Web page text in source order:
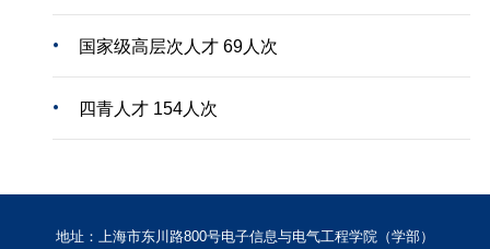
国家级高层次人才 69人次
四青人才 154人次
地址：上海市东川路800号电子信息与电气工程学院（学部）